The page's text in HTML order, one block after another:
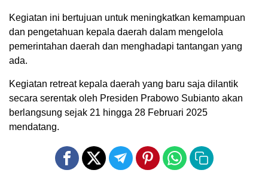
Kegiatan ini bertujuan untuk meningkatkan kemampuan
dan pengetahuan kepala daerah dalam mengelola
pemerintahan daerah dan menghadapi tantangan yang
ada.
Kegiatan retreat kepala daerah yang baru saja dilantik
secara serentak oleh Presiden Prabowo Subianto akan
berlangsung sejak 21 hingga 28 Februari 2025
mendatang.